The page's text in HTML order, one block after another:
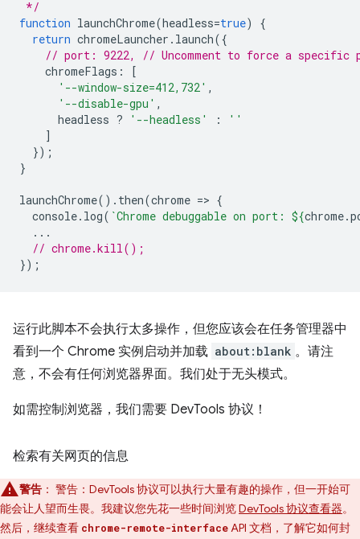
*/
function launchChrome(headless=true)
{
return chromeLauncher . launch({
// port: 9222, // Uncomment to force a specific
chromeFlags :
[
'--window-size=412,732' ,
'--disable-gpu' ,
headless ? '--headless' :
''
]
});
}
launchChrome(). then(chrome => {
console. log( `Chrome debuggable on port: ${chrome.
...
// chrome.kill();
});
运行此脚本不会执行太多操作，但您应该会在任务管理器中
看到一个 Chrome 实例启动并加载 about:blank 。请注
意，不会有任何浏览器界面。我们处于无头模式。
如需控制浏览器，我们需要 DevTools 协议！
检索有关网页的信息
警告 ： 警告：DevTools 协议可以执行大量有趣的操作，但一开始可
能会让人望而生畏。我建议您先花一些时间浏览DevTools 协议查看器。
然后，继续查看 chrome-remote-interfaceAPI 文档，了解它如何封